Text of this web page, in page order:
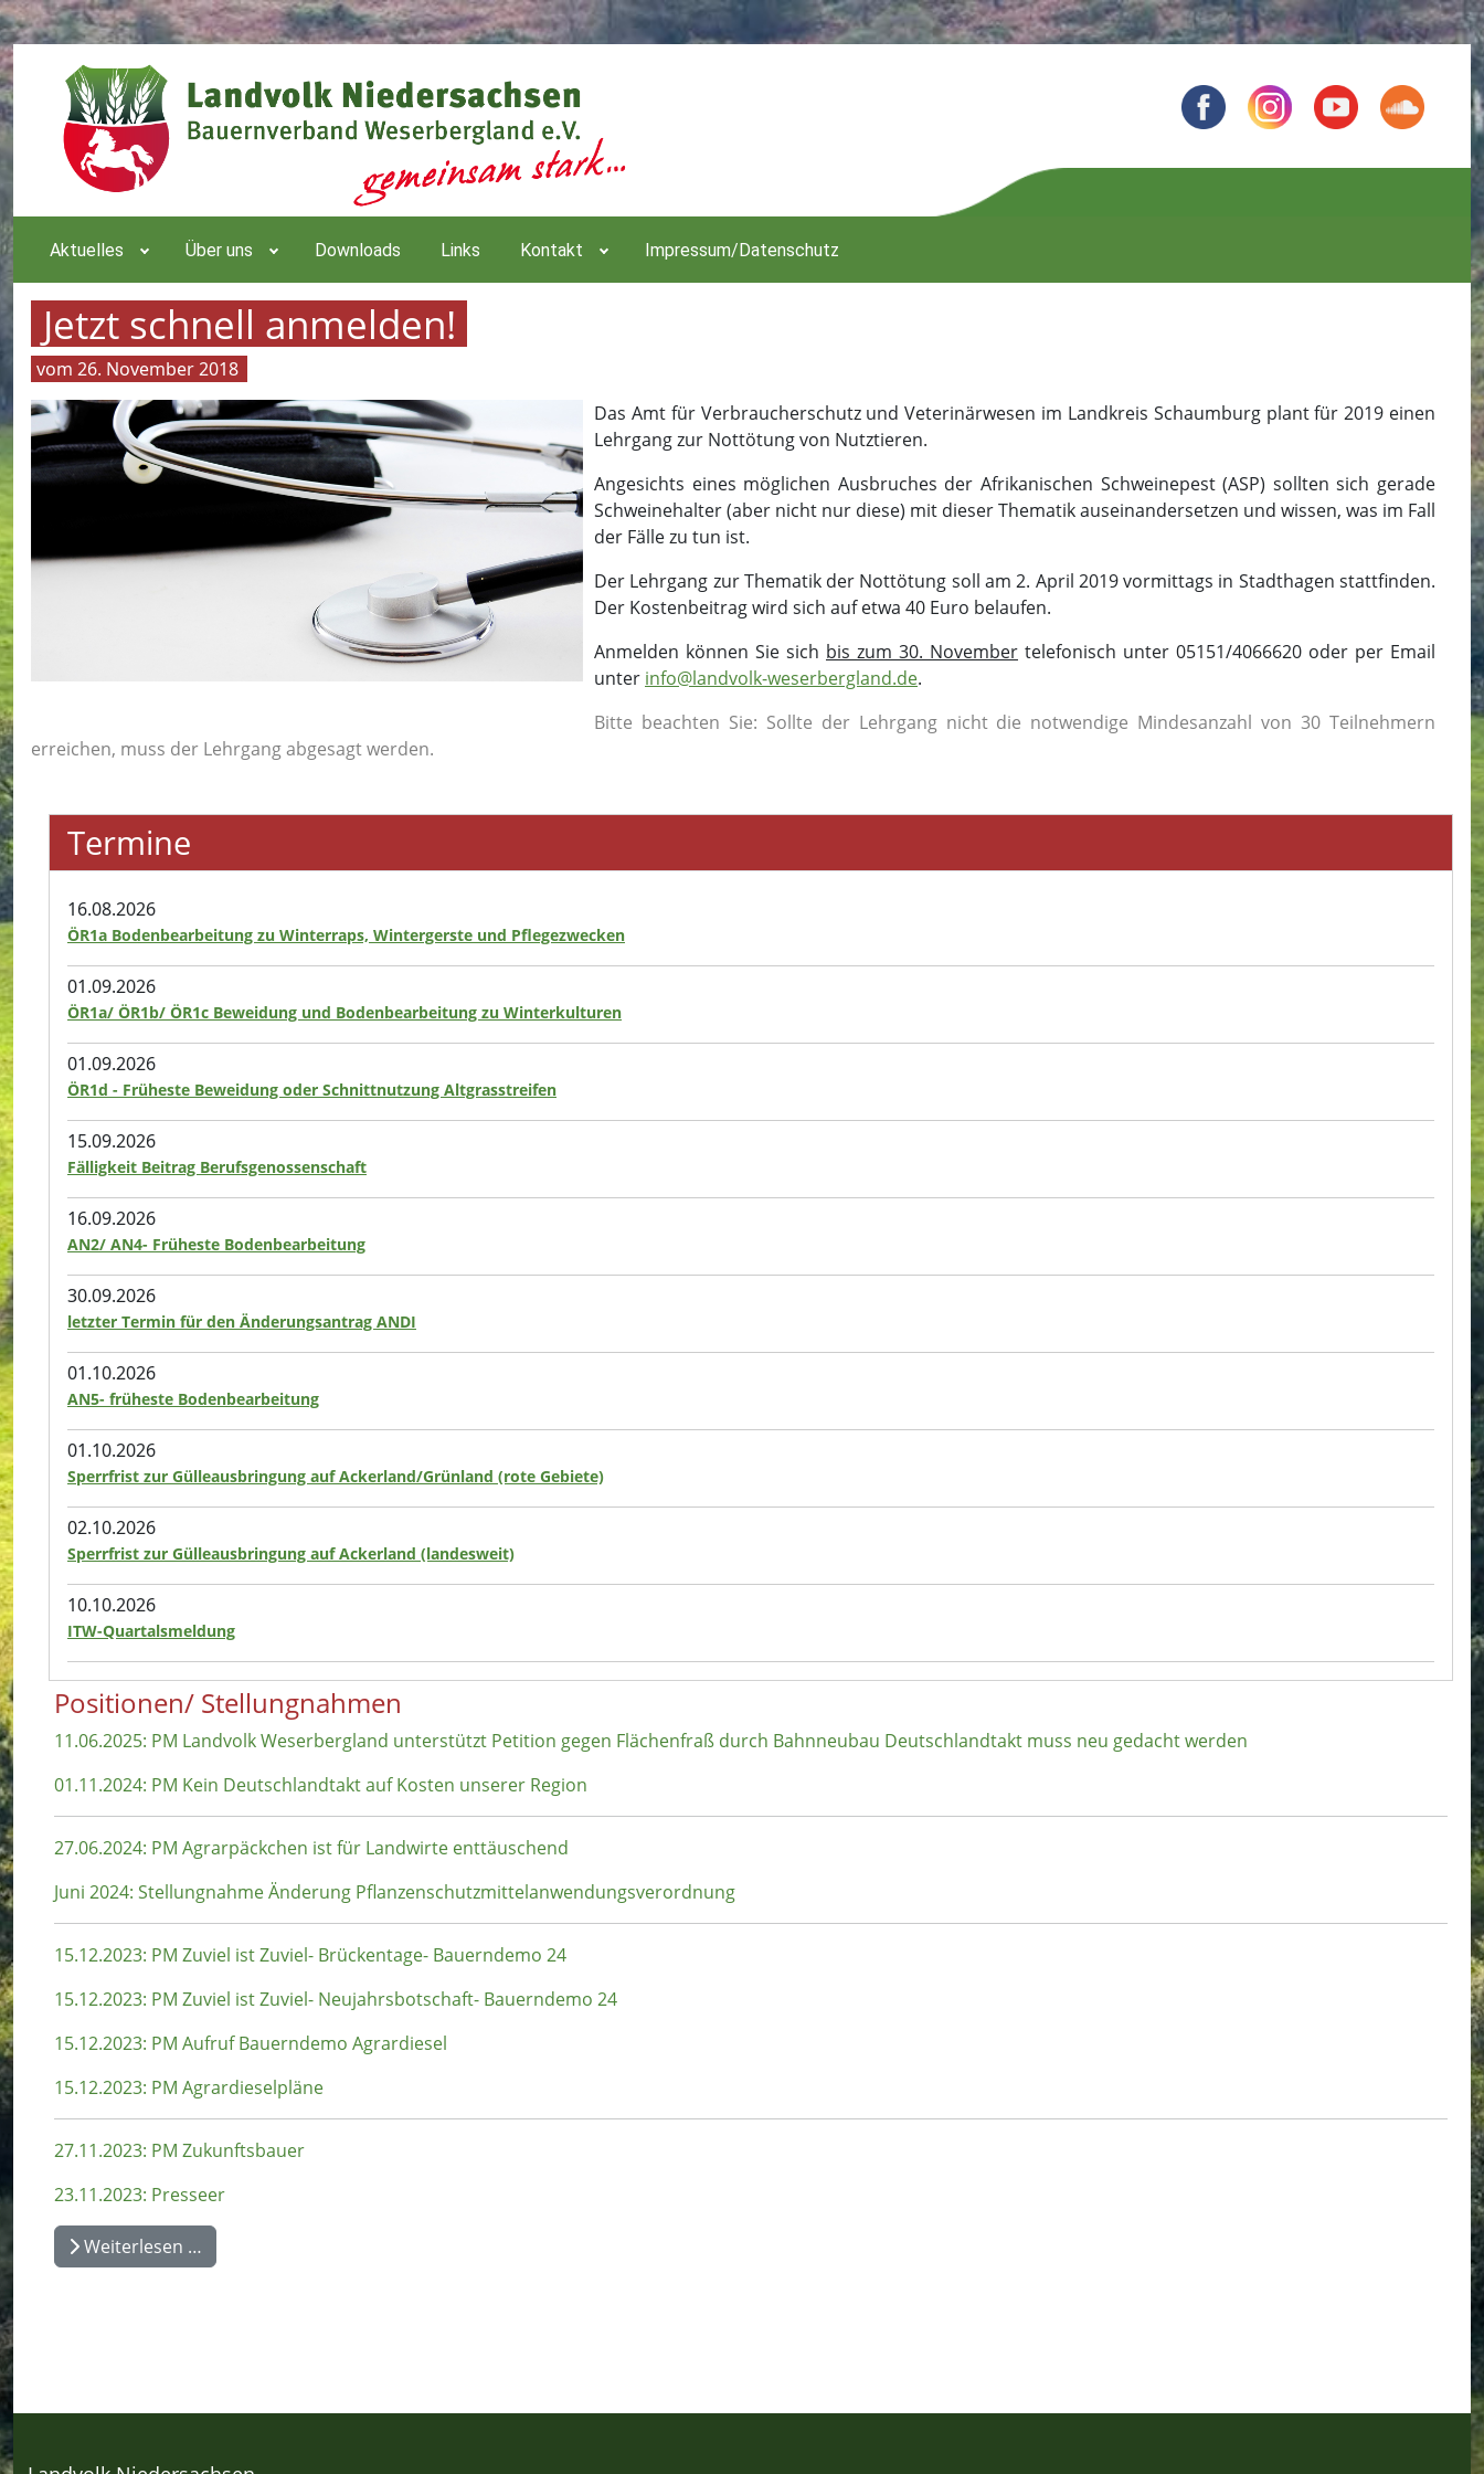
Aktuelles Über uns Downloads Links Kontakt Impressum/Datenschutz
Jetzt schnell anmelden!
26. November 2018
Das Amt für Verbraucherschutz und Veterinärwesen im Landkreis Schaumburg plant für 2019 einen
Lehrgang zur Nottötung von Nutztieren.
Angesichts eines möglichen Ausbruches der Afrikanischen Schweinepest (ASP) sollten sich gerade
Schweinehalter (aber nicht nur diese) mit dieser Thematik auseinandersetzen und wissen, was im Fall
der Fälle zu tun ist.
Der Lehrgang zur Thematik der Nottötung soll am 2. April 2019 vormittags in Stadthagen stattfinden.
Der Kostenbeitrag wird sich auf etwa 40 Euro belaufen.
Anmelden können Sie sich bis zum 30. November telefonisch unter 05151/4066620 oder per Email
unter info@landvolk-weserbergland.de.
Bitte beachten Sie: Sollte der Lehrgang nicht die notwendige Mindesanzahl von 30 Teilnehmern
erreichen, muss der Lehrgang abgesagt werden.
Termine
16.08.2026
ÖR1a Bodenbearbeitung zu Winterraps, Wintergerste und Pflegezwecken
01.09.2026
ÖR1a/ ÖR1b/ ÖR1c Beweidung und Bodenbearbeitung zu Winterkulturen
01.09.2026
ÖR1d - Früheste Beweidung oder Schnittnutzung Altgrasstreifen
15.09.2026
Fälligkeit Beitrag Berufsgenossenschaft
16.09.2026
AN2/ AN4- Früheste Bodenbearbeitung
30.09.2026
letzter Termin für den Änderungsantrag ANDI
01.10.2026
AN5- früheste Bodenbearbeitung
01.10.2026
Sperrfrist zur Gülleausbringung auf Ackerland/Grünland (rote Gebiete)
02.10.2026
Sperrfrist zur Gülleausbringung auf Ackerland (landesweit)
10.10.2026
ITW-Quartalsmeldung
Positionen/ Stellungnahmen
11.06.2025: PM Landvolk Weserbergland unterstützt Petition gegen Flächenfraß durch Bahnneubau Deutschlandtakt muss neu gedacht werden
01.11.2024: PM Kein Deutschlandtakt auf Kosten unserer Region
27.06.2024: PM Agrarpäckchen ist für Landwirte enttäuschend
Juni 2024: Stellungnahme Änderung Pflanzenschutzmittelanwendungsverordnung
15.12.2023: PM Zuviel ist Zuviel- Brückentage- Bauerndemo 24
15.12.2023: PM Zuviel ist Zuviel- Neujahrsbotschaft- Bauerndemo 24
15.12.2023: PM Aufruf Bauerndemo Agrardiesel
15.12.2023: PM Agrardieselpläne
27.11.2023: PM Zukunftsbauer
23.11.2023: Presseer
Weiterlesen …